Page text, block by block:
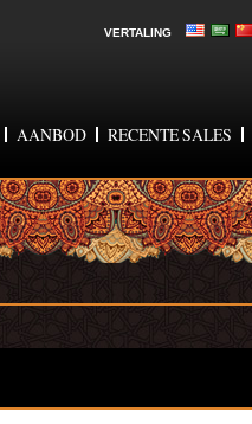
VERTALING
AANBOD RECENTE SALES